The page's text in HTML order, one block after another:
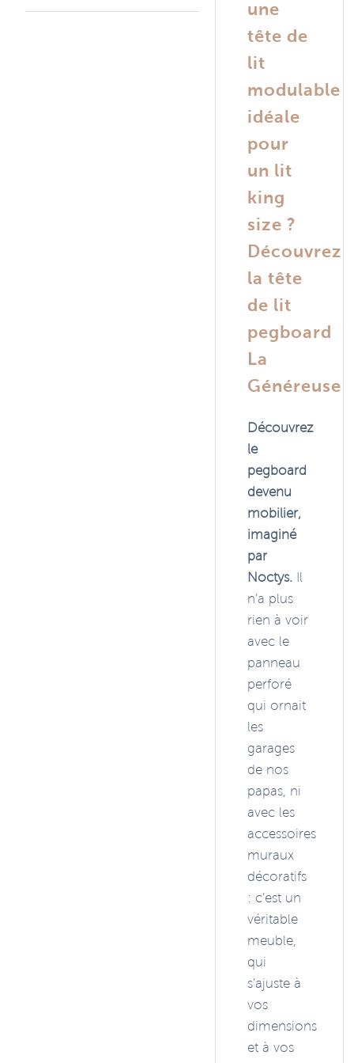
une
tête de
lit
modulable
idéale
pour
un lit
king
size ?
Découvrez
la tête
de lit
pegboard
La
Généreuse
Découvrez
le
pegboard
devenu
mobilier,
imaginé
par
Noctys.Il
n’a plus
rien à voir
avec le
panneau
perforé
qui ornait
les
garages
de nos
papas, ni
avec les
accessoires
muraux
décoratifs
: c’est un
véritable
meuble,
qui
s’ajuste à
vos
dimensions
et à vos